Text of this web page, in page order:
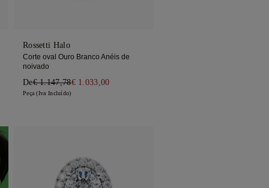
Rossetti Halo
Corte oval Ouro Branco Anéis de
noivado
De€ 1.147,78€ 1.033,00
Peça (Iva Incluído)